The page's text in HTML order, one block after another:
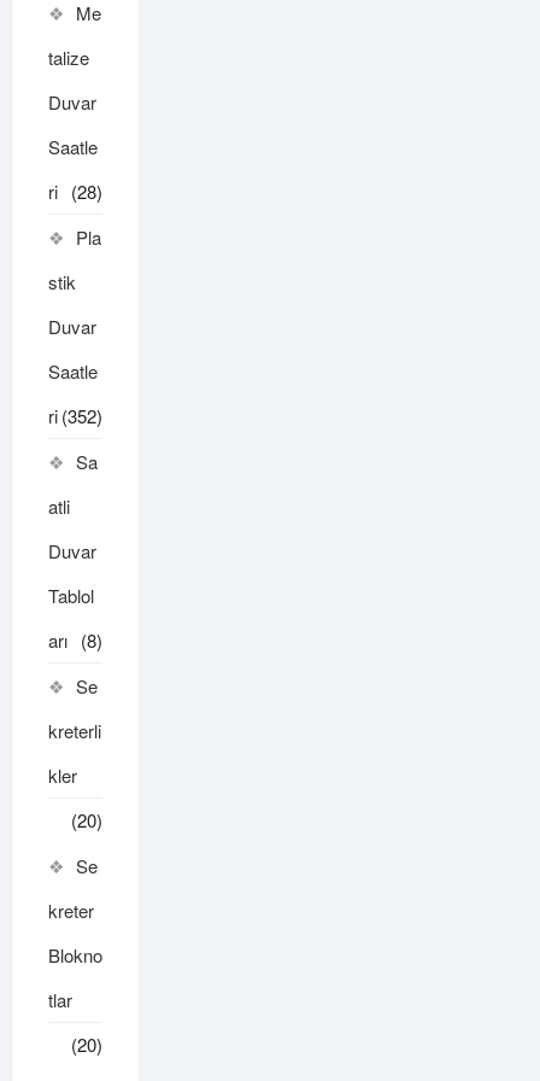
Me
talize
Duvar
Saatle
ri (28)
Pla
stik
Duvar
Saatle
ri(352)
Sa
atli
Duvar
Tablol
arı (8)
Se
kreterli
kler
(20)
Se
kreter
Blokno
tlar
(20)